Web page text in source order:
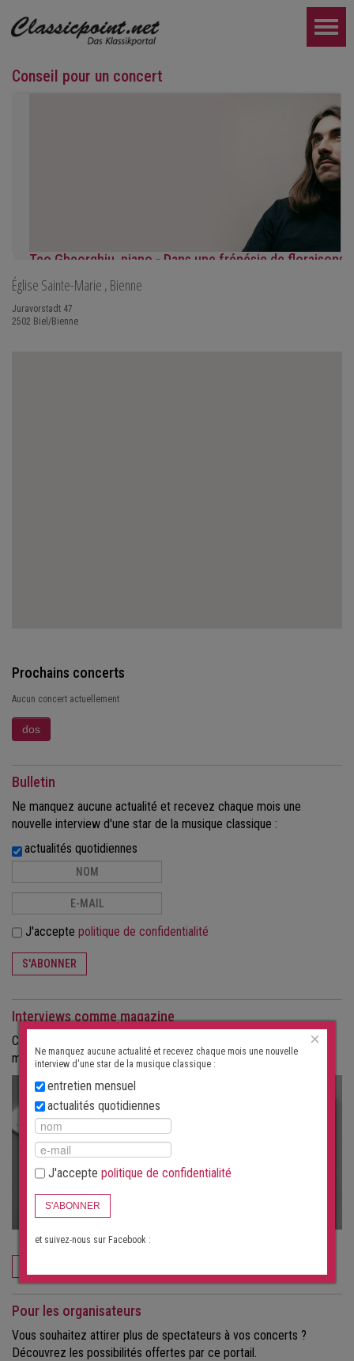
Conseil pour un concert
Teo Gheorghiu, piano - Dans une frénésie de floraisons
Récital de piano
le samedi 29 août 2026 à 17h30 à l'Hôtel Restaurant Hammer
PLUS LOIN...
Église Sainte-Marie , Bienne
Juravorstadt 47
2502 Biel/Bienne
Prochains concerts
Aucun concert actuellement
Bulletin
Ne manquez aucune actualité et recevez chaque mois une
nouvelle interview d'une star de la musique classique :
actualités quotidiennes
J'accepte politique de confidentialité
S'ABONNER
Interviews comme magazine
Commandez les interviews au format papier, sous forme de
magazine.
Pour les organisateurs
Vous souhaitez attirer plus de spectateurs à vos concerts ?
Découvrez les possibilités offertes par ce portail.
×
Ne manquez aucune actualité et recevez chaque mois une nouvelle
interview d'une star de la musique classique :
entretien mensuel
actualités quotidiennes
J'accepte politique de confidentialité
S'ABONNER
et suivez-nous sur Facebook :